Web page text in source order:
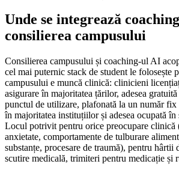
Unde se integrează
consilierea campusului
Consilierea campusului și coaching-ul AI
cel mai puternic stack de student le folosește
campusului e muncă clinică: clinicieni
asigurare în majoritatea țărilor, adesea
punctul de utilizare, plafonată la un număr fix
în majoritatea instituțiilor și adesea ocupată în
Locul potrivit pentru orice preocupare clinică
anxietate, comportamente de tulburare
substanțe, procesare de traumă), pentru hârtii
scutire medicală, trimiteri pentru medicație și